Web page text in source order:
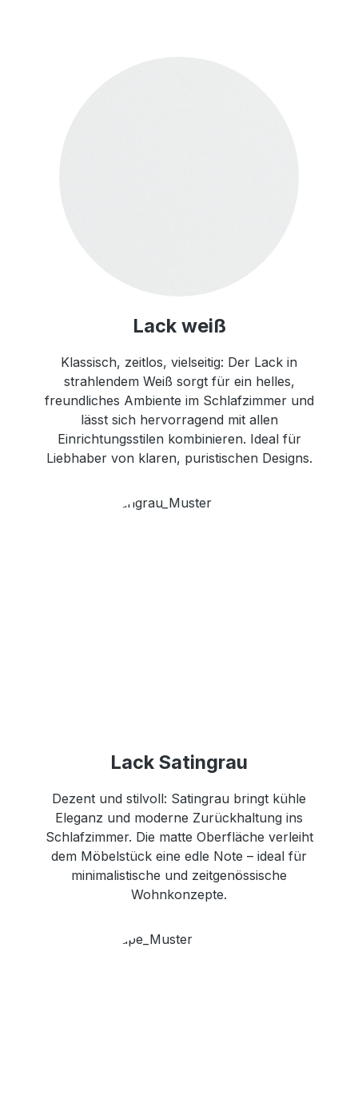
Lack weiß
Klassisch, zeitlos, vielseitig: Der Lack in
strahlendem Weiß sorgt für ein helles,
freundliches Ambiente im Schlafzimmer und
lässt sich hervorragend mit allen
Einrichtungsstilen kombinieren. Ideal für
Liebhaber von klaren, puristischen Designs.
Lack Satingrau
Dezent und stilvoll: Satingrau bringt kühle
Eleganz und moderne Zurückhaltung ins
Schlafzimmer. Die matte Oberfläche verleiht
dem Möbelstück eine edle Note – ideal für
minimalistische und zeitgenössische
Wohnkonzepte.